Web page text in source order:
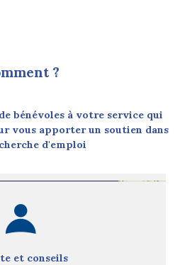
?
bénévoles à votre service qui
vous apporter un soutien dans
d'emploi
et conseils